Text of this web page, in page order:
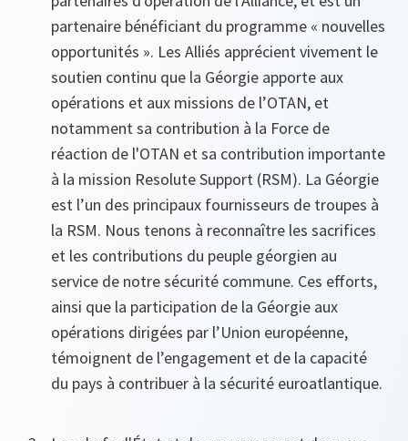
partenaire bénéficiant du programme « nouvelles
opportunités ». Les Alliés apprécient vivement le
soutien continu que la Géorgie apporte aux
opérations et aux missions de l’OTAN, et
notamment sa contribution à la Force de
réaction de l'OTAN et sa contribution importante
à la mission Resolute Support (RSM). La Géorgie
est l’un des principaux fournisseurs de troupes à
la RSM. Nous tenons à reconnaître les sacrifices
et les contributions du peuple géorgien au
service de notre sécurité commune. Ces efforts,
ainsi que la participation de la Géorgie aux
opérations dirigées par l’Union européenne,
témoignent de l’engagement et de la capacité
du pays à contribuer à la sécurité euro­atlantique.